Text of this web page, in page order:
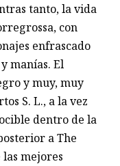
tanto, la vida
con
enfrascado
manías. El
y muy, muy
S. L., a la vez
dentro de la
a The
mejores